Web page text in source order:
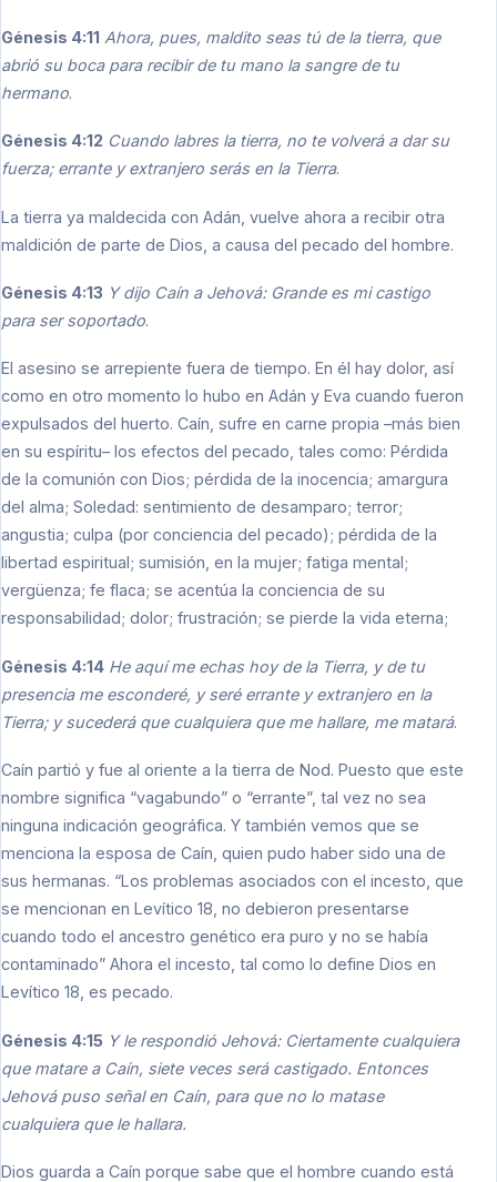
Génesis 4:11 Ahora, pues, maldito seas tú de la tierra, que
abrió su boca para recibir de tu mano la sangre de tu
hermano.
Génesis 4:12 Cuando labres la tierra, no te volverá a dar su
fuerza; errante y extranjero serás en la Tierra.
La tierra ya maldecida con Adán, vuelve ahora a recibir otra
maldición de parte de Dios, a causa del pecado del hombre.
Génesis 4:13 Y dijo Caín a Jehová: Grande es mi castigo
para ser soportado.
El asesino se arrepiente fuera de tiempo. En él hay dolor, así
como en otro momento lo hubo en Adán y Eva cuando fueron
expulsados del huerto. Caín, sufre en carne propia –más bien
en su espíritu– los efectos del pecado, tales como: Pérdida
de la comunión con Dios; pérdida de la inocencia; amargura
del alma; Soledad: sentimiento de desamparo; terror;
angustia; culpa (por conciencia del pecado); pérdida de la
libertad espiritual; sumisión, en la mujer; fatiga mental;
vergüenza; fe flaca; se acentúa la conciencia de su
responsabilidad; dolor; frustración; se pierde la vida eterna;
Génesis 4:14 He aquí me echas hoy de la Tierra, y de tu
presencia me esconderé, y seré errante y extranjero en la
Tierra; y sucederá que cualquiera que me hallare, me matará.
Caín partió y fue al oriente a la tierra de Nod. Puesto que este
nombre significa “vagabundo” o “errante”, tal vez no sea
ninguna indicación geográfica. Y también vemos que se
menciona la esposa de Caín, quien pudo haber sido una de
sus hermanas. “Los problemas asociados con el incesto, que
se mencionan en Levítico 18, no debieron presentarse
cuando todo el ancestro genético era puro y no se había
contaminado” Ahora el incesto, tal como lo define Dios en
Levítico 18, es pecado.
Génesis 4:15 Y le respondió Jehová: Ciertamente cualquiera
que matare a Caín, siete veces será castigado. Entonces
Jehová puso señal en Caín, para que no lo matase
cualquiera que le hallara.
Dios guarda a Caín porque sabe que el hombre cuando está